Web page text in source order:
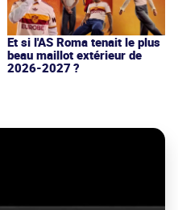
Et si l'AS Roma tenait le plus
beau maillot extérieur de
2026-2027 ?